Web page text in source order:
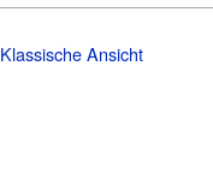
Klassische Ansicht